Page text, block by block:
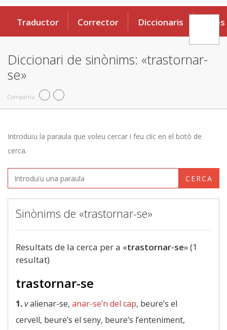
Traductor Corrector Diccionaris Eines
Diccionari de sinònims: «trastornar-
se»
Compartiu
Introduïu la paraula que voleu cercar i feu clic en el botó de
cerca.
CERCA
Sinònims de «trastornar-se»
Resultats de la cerca per a «trastornar-se» (1
resultat)
trastornar-se
1.valienar-se, anar-se’n del cap, beure’s el
cervell, beure’s el seny, beure’s l’enteniment,